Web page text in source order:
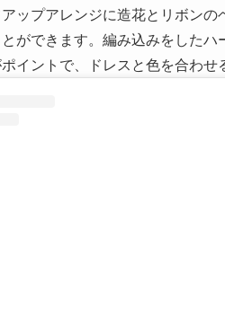
ップアレンジに造花とリボン
ができます。編み込みをした
イントで、ドレスと色を合わせ